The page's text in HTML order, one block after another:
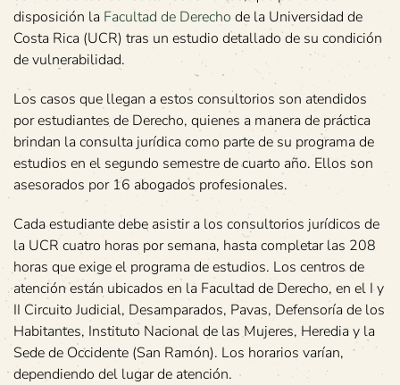
disposición la Facultad de Derecho de la Universidad de
Costa Rica (UCR) tras un estudio detallado de su condición
de vulnerabilidad.
Los casos que llegan a estos consultorios son atendidos
por estudiantes de Derecho, quienes a manera de práctica
brindan la consulta jurídica como parte de su programa de
estudios en el segundo semestre de cuarto año. Ellos son
asesorados por 16 abogados profesionales.
Cada estudiante debe asistir a los consultorios jurídicos de
la UCR cuatro horas por semana, hasta completar las 208
horas que exige el programa de estudios. Los centros de
atención están ubicados en la Facultad de Derecho, en el I y
II Circuito Judicial, Desamparados, Pavas, Defensoría de los
Habitantes, Instituto Nacional de las Mujeres, Heredia y la
Sede de Occidente (San Ramón). Los horarios varían,
dependiendo del lugar de atención.